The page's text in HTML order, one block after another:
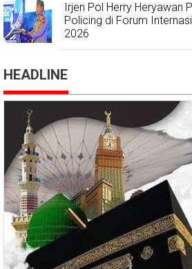
Irjen Pol Herry Heryawan
Policing di Forum
2026
HEADLINE